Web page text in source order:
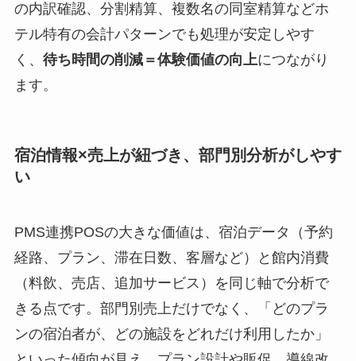
の内訳確認、分割精算、複数名の同室精算などホ
テル特有の会計パターンでも処理が安定しやす
く、 待ち時間の削減＝体験価値の向上につながり
ます。
宿泊情報×売上が紐づき、部門別分析がしやす
い
PMS連携POSの大きな価値は、宿泊データ（予約
経路、プラン、滞在日数、客層など）と館内消費
（料飲、売店、追加サービス）を同じ軸で分析で
きる点です。部門別売上だけでなく、「どのプラ
ンの宿泊者が、どの施設をどれだけ利用したか」